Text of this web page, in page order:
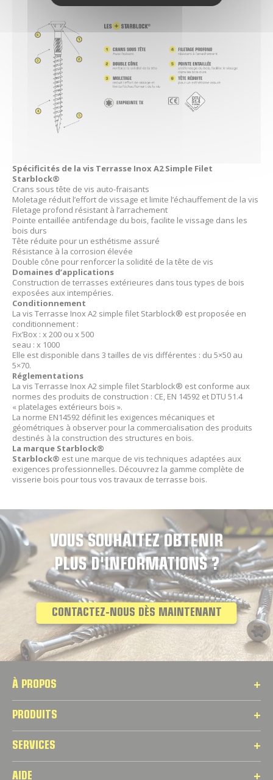
Spécificités de la vis Terrasse Inox A2 Simple Filet
Starblock®
Crans sous tête de vis auto-fraisants
Moletage réduit l’effort de vissage et limite l’échauffement de la vis
Filetage profond résistant à l’arrachement
Pointe entaillée antifendage du bois, facilite le vissage dans les
bois durs
Tête réduite pour un esthétisme assuré
Résistance à la corrosion élevée
Double cône pour renforcer la solidité de la tête de vis
Domaines d’applications
Construction de terrasses extérieures dans tous types de bois
exposées aux intempéries.
Conditionnement
La vis Terrasse Inox A2 simple filet Starblock® est proposée en
conditionnement :
Fix’Box : x 200 ou x 500
seau : x 1000
Elle est disponible dans 3 tailles de vis différentes : du 5×50 au
5×70.
Réglementations
La vis Terrasse Inox A2 simple filet Starblock® est conforme aux
normes des produits de construction : CE, EN 14592 et DTU 51.4
« platelages extérieurs bois ».
La norme EN14592 définit les exigences mécaniques et
géométriques à observer pour la commercialisation des produits
destinés à la construction des structures en bois.
La marque Starblock®
Starblock® est une marque de vis techniques adaptées aux
exigences professionnelles. Découvrez la gamme complète de
visserie bois pour tous vos travaux de terrasse bois.
VOUS SOUHAITEZ OBTENIR
PLUS D'INFORMATIONS ?
CONTACTEZ-NOUS DÈS MAINTENANT
À PROPOS
PRODUITS
SERVICES
AIDE